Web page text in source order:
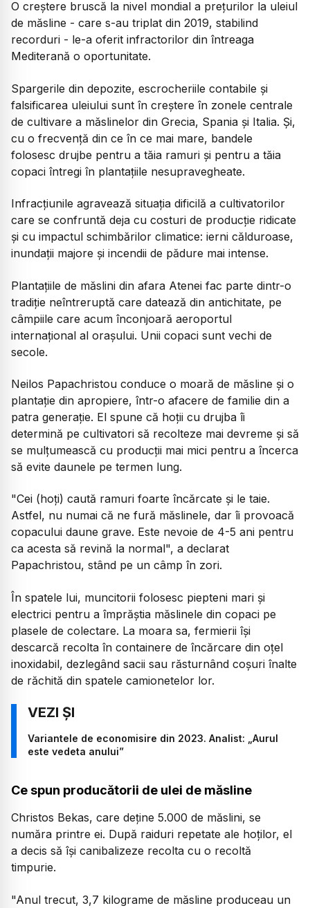
O creștere bruscă la nivel mondial a prețurilor la uleiul
de măsline - care s-au triplat din 2019, stabilind
recorduri - le-a oferit infractorilor din întreaga
Mediterană o oportunitate.
Spargerile din depozite, escrocheriile contabile și
falsificarea uleiului sunt în creștere în zonele centrale
de cultivare a măslinelor din Grecia, Spania și Italia. Și,
cu o frecvență din ce în ce mai mare, bandele
folosesc drujbe pentru a tăia ramuri și pentru a tăia
copaci întregi în plantațiile nesupravegheate.
Infracțiunile agravează situația dificilă a cultivatorilor
care se confruntă deja cu costuri de producție ridicate
și cu impactul schimbărilor climatice: ierni călduroase,
inundații majore și incendii de pădure mai intense.
Plantațiile de măslini din afara Atenei fac parte dintr-o
tradiție neîntreruptă care datează din antichitate, pe
câmpiile care acum înconjoară aeroportul
internațional al orașului. Unii copaci sunt vechi de
secole.
Neilos Papachristou conduce o moară de măsline și o
plantație din apropiere, într-o afacere de familie din a
patra generație. El spune că hoții cu drujba îi
determină pe cultivatori să recolteze mai devreme și să
se mulțumească cu producții mai mici pentru a încerca
să evite daunele pe termen lung.
"Cei (hoți) caută ramuri foarte încărcate și le taie.
Astfel, nu numai că ne fură măslinele, dar îi provoacă
copacului daune grave. Este nevoie de 4-5 ani pentru
ca acesta să revină la normal", a declarat
Papachristou, stând pe un câmp în zori.
În spatele lui, muncitorii folosesc piepteni mari și
electrici pentru a împrăștia măslinele din copaci pe
plasele de colectare. La moara sa, fermierii își
descarcă recolta în containere de încărcare din oțel
inoxidabil, dezlegând sacii sau răsturnând coșuri înalte
de răchită din spatele camionetelor lor.
Variantele de economisire din 2023. Analist: „Aurul
este vedeta anului”
Ce spun producătorii de ulei de măsline
Christos Bekas, care deține 5.000 de măslini, se
număra printre ei. După raiduri repetate ale hoților, el
a decis să își canibalizeze recolta cu o recoltă
timpurie.
"Anul trecut, 3,7 kilograme de măsline produceau un